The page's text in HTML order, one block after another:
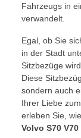
Fahrzeugs in
verwandelt.
Egal, ob Sie
in der Stadt
Sitzbezüge
Diese
sondern auch
Ihrer Liebe
erleben Sie,
Volvo S70 V70